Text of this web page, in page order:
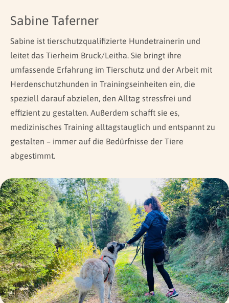
Sabine Taferner
Sabine ist tierschutzqualifizierte Hundetrainerin und
leitet das Tierheim Bruck/Leitha. Sie bringt ihre
umfassende Erfahrung im Tierschutz und der Arbeit mit
Herdenschutzhunden in Trainingseinheiten ein, die
speziell darauf abzielen, den Alltag stressfrei und
effizient zu gestalten. Außerdem schafft sie es,
medizinisches Training alltagstauglich und entspannt zu
gestalten – immer auf die Bedürfnisse der Tiere
abgestimmt.